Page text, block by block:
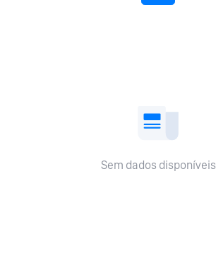
Sem dados disponíveis